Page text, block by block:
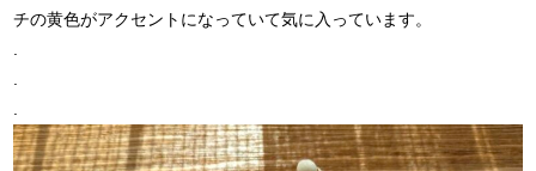
チの黄色がアクセントになっていて気に入っています。